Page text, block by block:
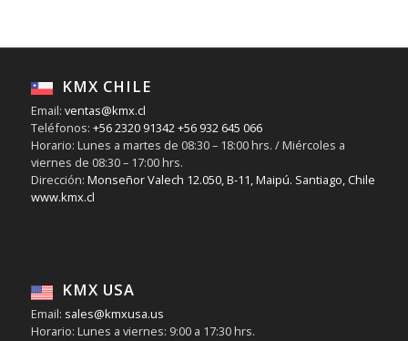
KMX CHILE
Email: ventas@kmx.cl
Teléfonos: +56 2320 91342+56 932 645 066
Horario: Lunes a martes de 08:30 – 18:00 hrs. / Miércoles a
viernes de 08:30 – 17:00 hrs.
Dirección: Monseñor Valech 12.050, B-11, Maipú. Santiago, Chile
www.kmx.cl
KMX USA
Email: sales@kmxusa.us
Horario: Lunes a viernes: 9:00 a 17:30 hrs.